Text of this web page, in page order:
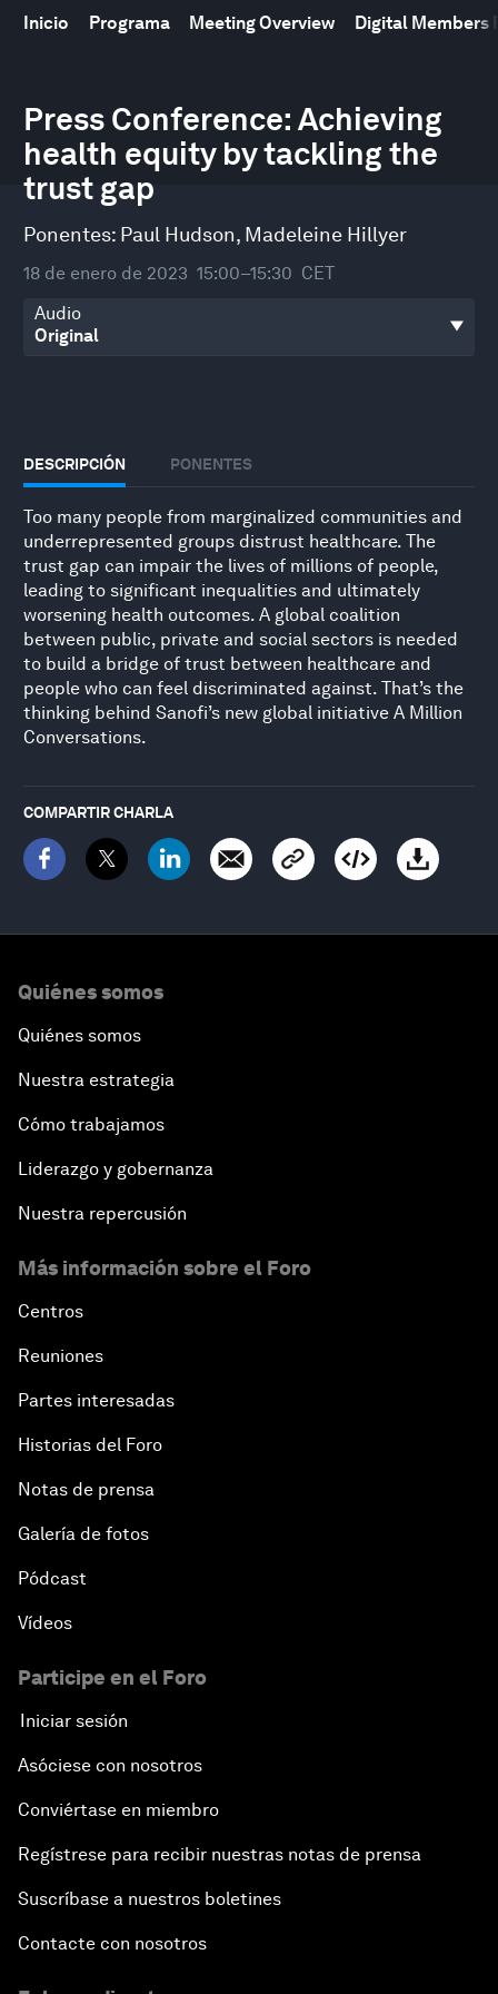
Inicio Programa Meeting Overview Digital Members
Press Conference: Achieving
health equity by tackling the
trust gap
Ponentes: Paul Hudson, Madeleine Hillyer
18 de enero de 2023 15:00–15:30 CET
Audio
DESCRIPCIÓN PONENTES
Too many people from marginalized communities and
underrepresented groups distrust healthcare. The
trust gap can impair the lives of millions of people,
leading to significant inequalities and ultimately
worsening health outcomes. A global coalition
between public, private and social sectors is needed
to build a bridge of trust between healthcare and
people who can feel discriminated against. That’s the
thinking behind Sanofi’s new global initiative A Million
Conversations.
COMPARTIR CHARLA
seconds
of
29
minutes,
24
seconds
Quiénes somos
Quiénes somos
Nuestra estrategia
Cómo trabajamos
Liderazgo y gobernanza
Nuestra repercusión
Más información sobre el Foro
Centros
Reuniones
Partes interesadas
Historias del Foro
Notas de prensa
Galería de fotos
Pódcast
Vídeos
Participe en el Foro
Iniciar sesión
Asóciese con nosotros
Conviértase en miembro
Regístrese para recibir nuestras notas de prensa
Suscríbase a nuestros boletines
Contacte con nosotros